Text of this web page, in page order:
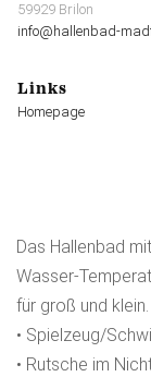
59929 Brilon
info@hallenbad-
Links
Homepage
Das Hallenbad
Wasser-
für groß und klein.
• Spielzeug/
• Rutsche im